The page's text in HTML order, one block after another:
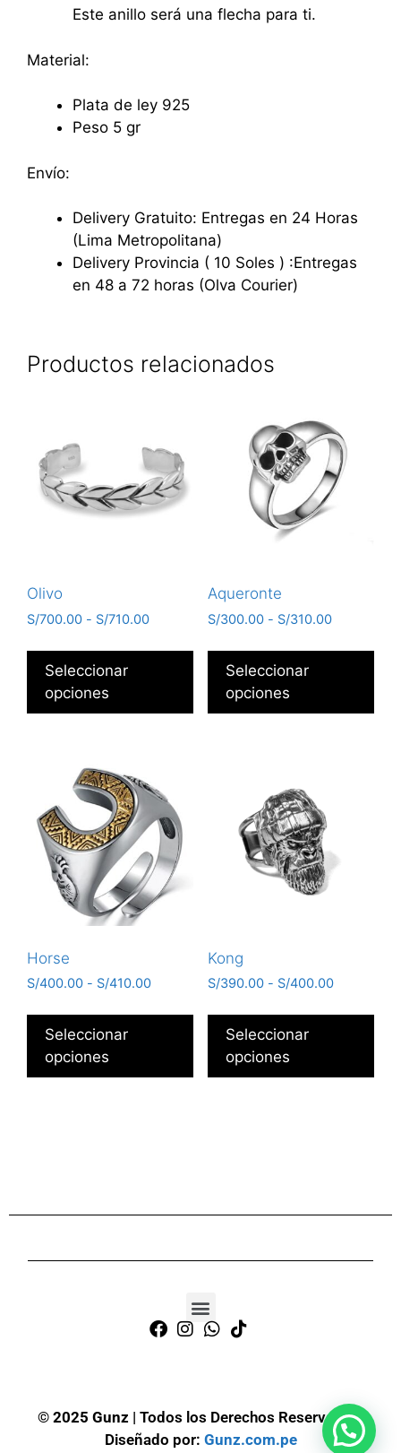
Este anillo será una flecha para ti.
Material:
Plata de ley 925
Peso 5 gr
Envío:
Delivery Gratuito: Entregas en 24 Horas
(Lima Metropolitana)
Delivery Provincia ( 10 Soles ) :Entregas
en 48 a 72 horas (Olva Courier)
Productos relacionados
Olivo
S/700.00 - S/710.00
Seleccionar
opciones
Aqueronte
S/300.00 - S/310.00
Seleccionar
opciones
Horse
S/400.00 - S/410.00
Seleccionar
opciones
Kong
S/390.00 - S/400.00
Seleccionar
opciones
© 2025 Gunz | Todos los Derechos Reservados.
Diseñado por: Gunz.com.pe